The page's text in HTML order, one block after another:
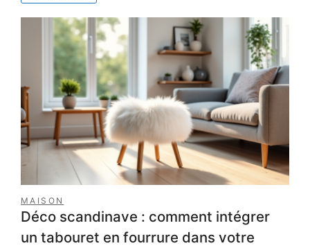
à
ferme
MAISON
Déco scandinave : comment intégrer
un tabouret en fourrure dans votre